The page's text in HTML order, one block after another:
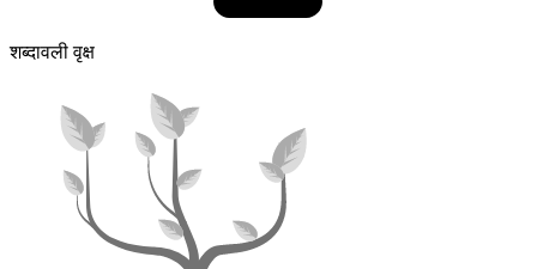
शब्दावली वृक्ष